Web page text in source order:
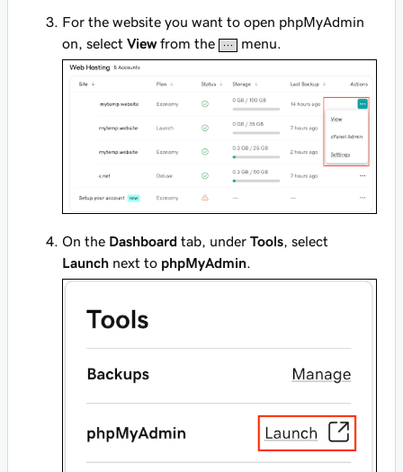
For the website you want to open phpMyAdmin
on, select Viewfrom the menu.
On the Dashboard tab, under Tools , select
Launch next to phpMyAdmin